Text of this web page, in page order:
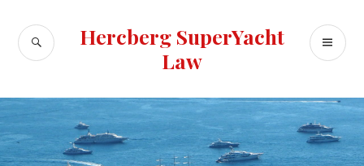
content
Hercberg SuperYacht
Law
SEARCH